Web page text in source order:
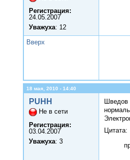
Регистрация:
24.05.2007
Уважуха: 12
Вверх
18 мая, 2010 - 14:40
PUHH
Не в сети
Регистрация:
03.04.2007
Уважуха: 3
Шведов
Цитата: